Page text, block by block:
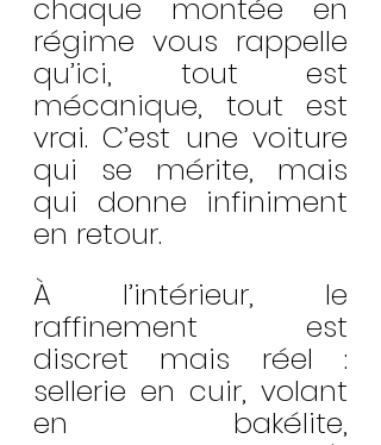
chaque montée en
régime vous rappelle
qu’ici, tout est
mécanique, tout est
vrai. C’est une voiture
qui se mérite, mais
qui donne infiniment
en retour.
À l’intérieur, le
raffinement est
discret mais réel :
sellerie en cuir, volant
en bakélite,